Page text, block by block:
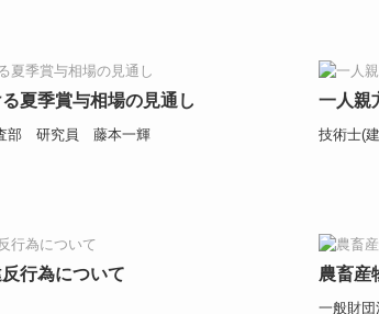
夏季賞与相場の見通し
部 研究員 藤本一輝
一人親
技術士(
行為について 農畜産
一般財